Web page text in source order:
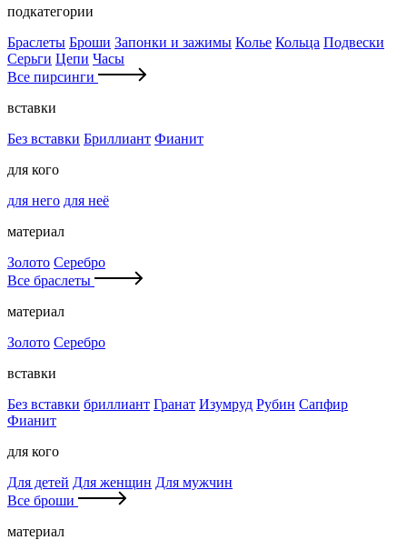
подкатегории
Браслеты Броши Запонки и зажимы Колье Кольца Подвески
Серьги Цепи Часы
Все пирсинги
вставки
Без вставки Бриллиант Фианит
для кого
для него для неё
материал
Золото Серебро
Все браслеты
материал
Золото Серебро
вставки
Без вставки бриллиант Гранат Изумруд Рубин Сапфир
Фианит
для кого
Для детей Для женщин Для мужчин
Все броши
материал